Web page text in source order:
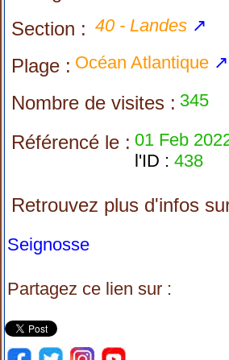
Section : 40 - Landes ↗
Plage : Océan Atlantique ↗
Nombre de visites : 345
Référencé le : 01 Feb
l'ID : 438
Retrouvez plus d'infos
Seignosse
Partagez ce lien sur :